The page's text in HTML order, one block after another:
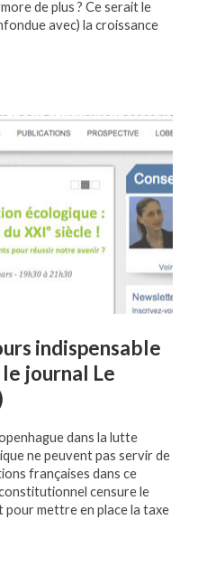
de plus ? Ce serait le
avec) la croissance
indispensable
journal Le
dans la lutte
ne peuvent pas servir de
françaises dans ce
censure le
mettre en place la taxe